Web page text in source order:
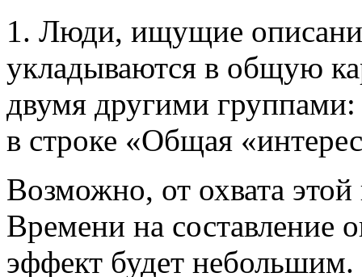
1. Люди, ищущие
укладываются в общую
двумя другими группами:
в строке «Общая
Возможно, от охвата этой
Времени на составление
эффект будет небольшим.